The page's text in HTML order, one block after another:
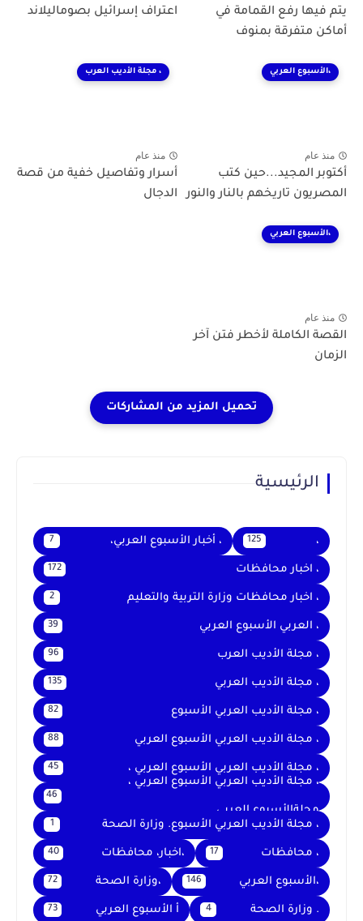
يتم فيها رفع القمامة في
أماكن متفرقة بمنوف
اعتراف إسرائيل بصوماليلاند
،الأسبوع العربي
منذ عام
أكتوبر المجيد...حين كتب
المصريون تاريخهم بالنار والنور
، مجلة الأديب العرب
منذ عام
أسرار وتفاصيل خفية من قصة
الدجال
،الأسبوع العربي
منذ عام
القصة الكاملة لأخطر فتن آخر
الزمان
الرئيسية
، 125 ، أخبار الأسبوع العربي، 7
، اخبار محافظات 172
، اخبار محافظات وزارة التربية والتعليم 2
، العربي الأسبوع العربي 39
، مجلة الأديب العرب 96
، مجلة الأديب العربي 135
، مجلة الأديب العربي الأسبوع 82
، مجلة الأديب العربي الأسبوع العربي 88
، مجلة الأديب العربي الأسبوع العربي ، 45
، مجلة الأديب العربي الأسبوع العربي ،
مجلةالأسبوع العربي
46
، مجلة الأديب العربي الأسبوع. وزارة الصحة 1
، محافظات 17 ،اخبار، محافظات 40
،الأسبوع العربي 146 ،وزارة الصحة 72
. وزارة الصحة 4 أ الأسبوع العربي 73